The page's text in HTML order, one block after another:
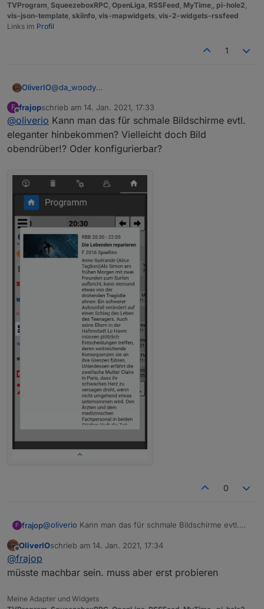
TVProgram, SqueezeboxRPC, OpenLiga, RSSFeed, MyTime,, pi-hole2,
vis-json-template, skiinfo, vis-mapwidgets, vis-2-widgets-rssfeed
Links im Profil
1
OliverIO@da_woody
F
Offline
frajopschrieb am 14. Jan. 2021, 17:33
zuletzt editiert von
@oliverio Kann man das für schmale Bildschirme evtl.
eleganter hinbekommen? Vielleicht doch Bild
obendrüber!? Oder konfigurierbar?
0
F frajop@oliverio
obendrüber!? Oder konfigurierbar?
Offline
OliverIOschrieb am 14. Jan. 2021, 17:34
zuletzt editiert von
@frajop
müsste machbar sein. muss aber erst probieren
Meine Adapter und Widgets